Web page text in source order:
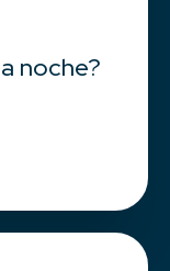
noche?